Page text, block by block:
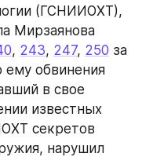
(ГСНИИОХТ),
Мирзаянова
, 243, 247, 250 за
ему обвинения
в свое
известных
секретов
нарушил